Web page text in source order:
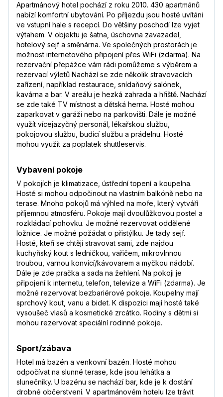
Apartmánový hotel pochází z roku 2010. 430 apartmánů
nabízí komfortní ubytování. Po příjezdu jsou hosté uvítáni
ve vstupní hale s recepcí. Do většiny poschodí lze vyjet
výtahem. V objektu je šatna, úschovna zavazadel,
hotelový sejf a směnárna. Ve společných prostorách je
možnost internetového připojení přes WiFi (zdarma). Na
rezervační přepážce vám rádi pomůžeme s výběrem a
rezervací výletů Nachází se zde několik stravovacích
zařízení, například restaurace, snídaňový salónek,
kavárna a bar. V areálu je hezká zahrada a hřiště. Nachází
se zde také TV místnost a dětská herna. Hosté mohou
zaparkovat v garáži nebo na parkovišti. Dále je možné
využít vícejazyčný personál, lékařskou službu,
pokojovou službu, budící službu a prádelnu. Hosté
mohou využít za poplatek shuttleservis.
Vybavení pokoje
V pokojích je klimatizace, ústřední topení a koupelna.
Hosté si mohou odpočinout na vlastním balkóně nebo na
terase. Mnoho pokojů má výhled na moře, který vytváří
příjemnou atmosféru. Pokoje mají dvoulůžkovou postel a
rozkládací pohovku. Je možné rezervovat oddělené
ložnice. Je možné požádat o přistýlku. Je tady sejf.
Hosté, kteří se chtějí stravovat sami, zde najdou
kuchyňský kout s ledničkou, vařičem, mikrovlnnou
troubou, varnou konvicí/kávovarem a myčkou nádobí.
Dále je zde pračka a sada na žehlení. Na pokoji je
připojení k internetu, telefon, televize a WiFi (zdarma). Je
možné rezervovat bezbariérové pokoje. Koupelny mají
sprchový kout, vanu a bidet. K dispozici mají hosté také
vysoušeč vlasů a kosmetické zrcátko. Rodiny s dětmi si
mohou rezervovat speciální rodinné pokoje.
Sport/zábava
Hotel má bazén a venkovní bazén. Hosté mohou
odpočívat na slunné terase, kde jsou lehátka a
slunečníky. U bazénu se nachází bar, kde je k dostání
drobné občerstvení. V apartmánovém hotelu lze trávit